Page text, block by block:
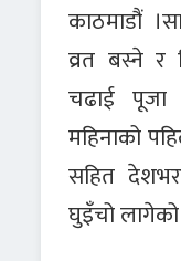
काठमाडौं
व्रत बस्ने
चढाई
महिनाको
सहित
घुइँचो